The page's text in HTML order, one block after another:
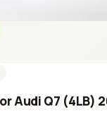
Audi Q7 (4LB)